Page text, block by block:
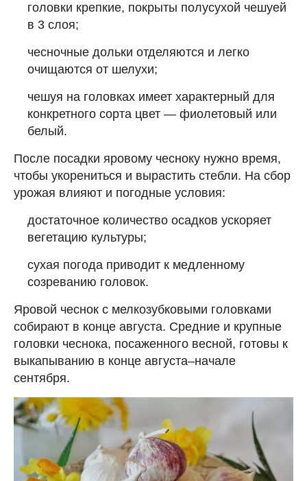
головки крепкие, покрыты полусухой чешуей
в 3 слоя;
чесночные дольки отделяются и легко
очищаются от шелухи;
чешуя на головках имеет характерный для
конкретного сорта цвет — фиолетовый или
белый.
После посадки яровому чесноку нужно время,
чтобы укорениться и вырастить стебли. На сбор
урожая влияют и погодные условия:
достаточное количество осадков ускоряет
вегетацию культуры;
сухая погода приводит к медленному
созреванию головок.
Яровой чеснок с мелкозубковыми головками
собирают в конце августа. Средние и крупные
головки чеснока, посаженного весной, готовы к
выкапыванию в конце августа–начале
сентября.